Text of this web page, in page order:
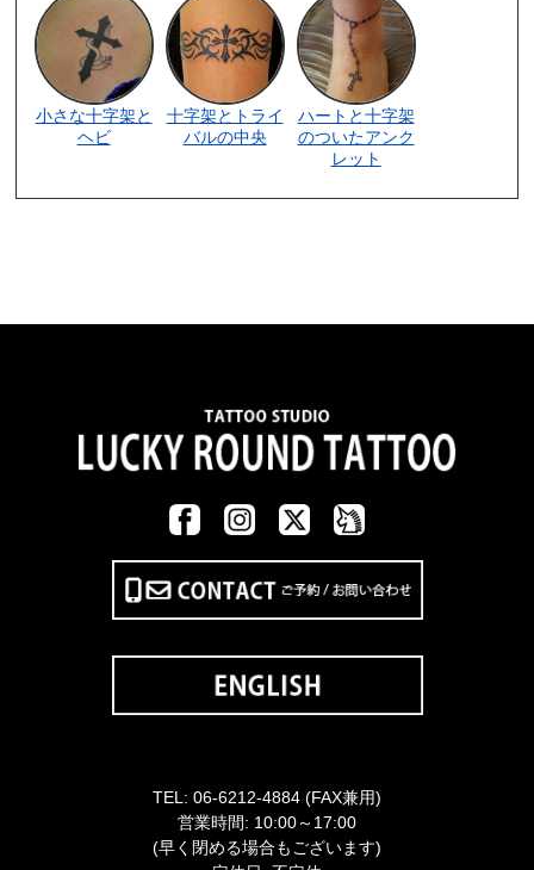
小さな十字架と
ヘビ
十字架とトライ
バルの中央
ハートと十字架
のついたアンク
レット
TEL: 06-6212-4884 (FAX兼用)
営業時間: 10:00～17:00
(早く閉める場合もございます)